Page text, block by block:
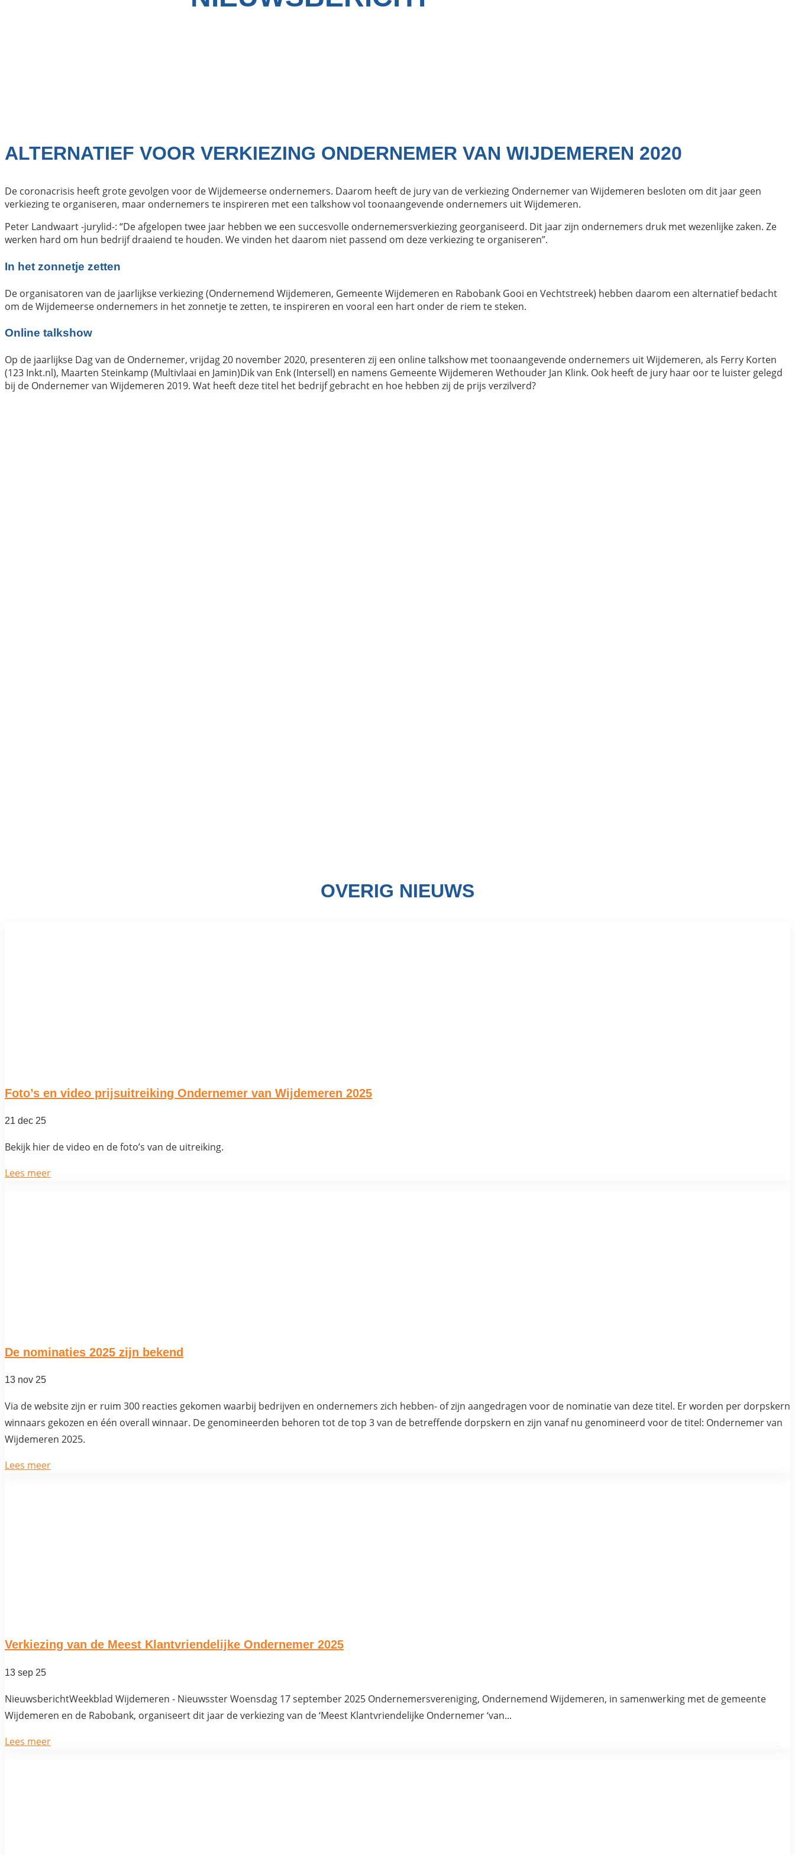
ALTERNATIEF VOOR VERKIEZING ONDERNEMER VAN WIJDEMEREN 2020
De coronacrisis heeft grote gevolgen voor de Wijdemeerse ondernemers. Daarom heeft de jury van de verkiezing Ondernemer van Wijdemeren besloten om dit jaar geen
verkiezing te organiseren, maar ondernemers te inspireren met een talkshow vol toonaangevende ondernemers uit Wijdemeren.
Peter Landwaart -jurylid-: “De afgelopen twee jaar hebben we een succesvolle ondernemersverkiezing georganiseerd. Dit jaar zijn ondernemers druk met wezenlijke zaken. Ze
werken hard om hun bedrijf draaiend te houden. We vinden het daarom niet passend om deze verkiezing te organiseren”.
In het zonnetje zetten
De organisatoren van de jaarlijkse verkiezing (Ondernemend Wijdemeren, Gemeente Wijdemeren en Rabobank Gooi en Vechtstreek) hebben daarom een alternatief bedacht
om de Wijdemeerse ondernemers in het zonnetje te zetten, te inspireren en vooral een hart onder de riem te steken.
Online talkshow
Op de jaarlijkse Dag van de Ondernemer, vrijdag 20 november 2020, presenteren zij een online talkshow met toonaangevende ondernemers uit Wijdemeren, als Ferry Korten
(123 Inkt.nl), Maarten Steinkamp (Multivlaai en Jamin)Dik van Enk (Intersell) en namens Gemeente Wijdemeren Wethouder Jan Klink. Ook heeft de jury haar oor te luister gelegd
bij de Ondernemer van Wijdemeren 2019. Wat heeft deze titel het bedrijf gebracht en hoe hebben zij de prijs verzilverd?
OVERIG NIEUWS
Foto’s en video prijsuitreiking Ondernemer van Wijdemeren 2025
21 dec 25
Bekijk hier de video en de foto’s van de uitreiking.
Lees meer
De nominaties 2025 zijn bekend
13 nov 25
Via de website zijn er ruim 300 reacties gekomen waarbij bedrijven en ondernemers zich hebben- of zijn aangedragen voor de nominatie van deze titel. Er worden per dorpskern
winnaars gekozen en één overall winnaar. De genomineerden behoren tot de top 3 van de betreffende dorpskern en zijn vanaf nu genomineerd voor de titel: Ondernemer van
Wijdemeren 2025.
Lees meer
Verkiezing van de Meest Klantvriendelijke Ondernemer 2025
13 sep 25
NieuwsberichtWeekblad Wijdemeren - Nieuwsster Woensdag 17 september 2025 Ondernemersvereniging, Ondernemend Wijdemeren, in samenwerking met de gemeente
Wijdemeren en de Rabobank, organiseert dit jaar de verkiezing van de ‘Meest Klantvriendelijke Ondernemer ‘van...
Lees meer